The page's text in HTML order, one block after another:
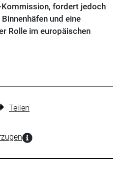
fordert jedoch
und eine
Rolle im europäischen
Teilen